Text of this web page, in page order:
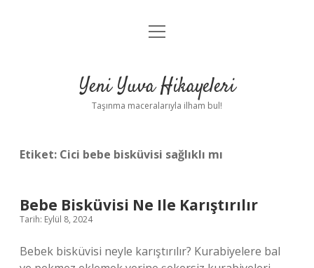
Anasayfa
Yasal Uyarı
menüyü
Yeni Yuva Hikayeleri
Taşınma maceralarıyla ilham bul!
Etiket: Cici bebe bisküvisi sağlıklı mı
Bebe Bisküvisi Ne Ile Karıştırılır
Tarih: Eylül 8, 2024
Bebek bisküvisi neyle karıştırılır? Kurabiyelere bal